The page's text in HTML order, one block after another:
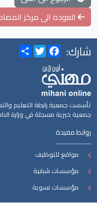
العودة الى مركز
شارك: ShareTwitterFacebook
جمعية خيرية مسجلة في وزارة
روابط مفيدة
مواقع للتوظيف
مؤسسات شبابية
مؤسسات نسوية